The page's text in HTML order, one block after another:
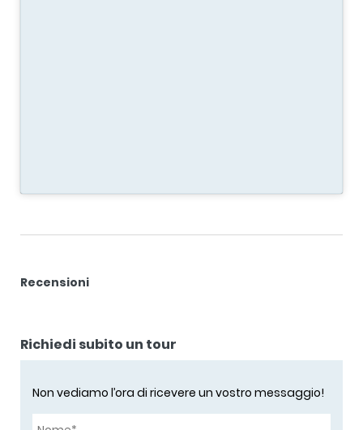
Recensioni
Richiedi subito un tour
Non vediamo l’ora di ricevere un vostro messaggio!